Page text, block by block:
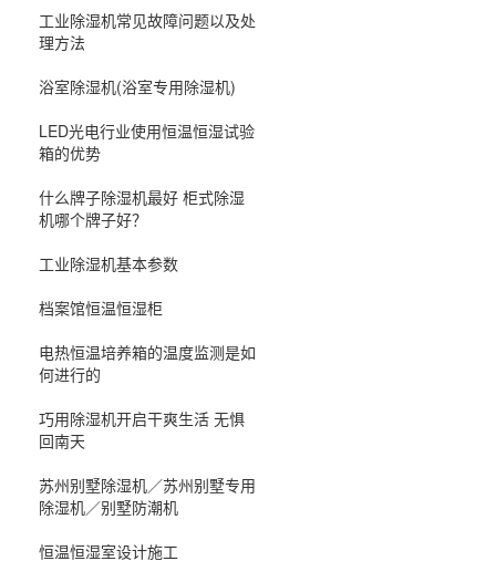
工业除湿机常见故障问题以及处
理方法
浴室除湿机(浴室专用除湿机)
LED光电行业使用恒温恒湿试验
箱的优势
什么牌子除湿机最好 柜式除湿
机哪个牌子好？
工业除湿机基本参数
档案馆恒温恒湿柜
电热恒温培养箱的温度监测是如
何进行的
巧用除湿机开启干爽生活 无惧
回南天
苏州别墅除湿机／苏州别墅专用
除湿机／别墅防潮机
恒温恒湿室设计施工